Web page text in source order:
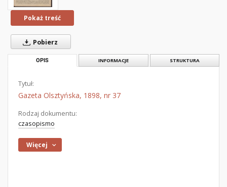
Pokaż treść
Pobierz
OPIS INFORMACJE STRUKTURA
Tytuł:
Gazeta Olsztyńska, 1898, nr 37
Rodzaj dokumentu:
czasopismo
Więcej